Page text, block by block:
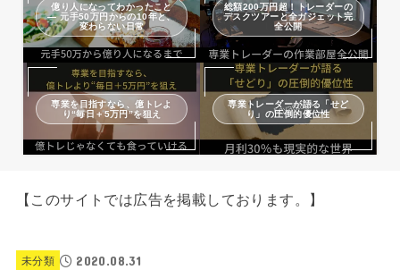
億り人になってわかったこと
— 元手50万円からの10年と、
変わらない日常
総額200万円超！トレーダーの
デスクツアーと全ガジェット完
全公開
専業を目指すなら、億トレよ
り“毎日＋5万円”を狙え
専業トレーダーが語る「せど
り」の圧倒的優位性
【このサイトでは広告を掲載しております。】
未分類 2020.08.31